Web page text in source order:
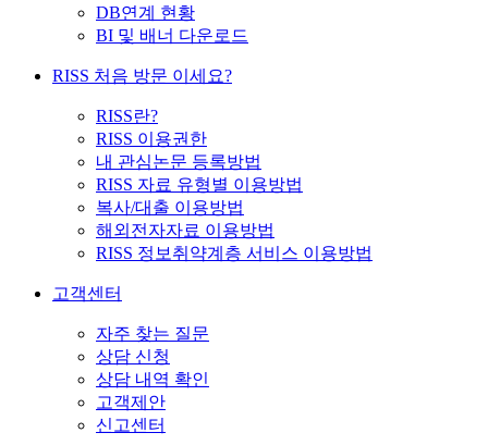
DB연계 현황
BI 및 배너 다운로드
RISS 처음 방문 이세요?
RISS란?
RISS 이용권한
내 관심논문 등록방법
RISS 자료 유형별 이용방법
복사/대출 이용방법
해외전자자료 이용방법
RISS 정보취약계층 서비스 이용방법
고객센터
자주 찾는 질문
상담 신청
상담 내역 확인
고객제안
신고센터